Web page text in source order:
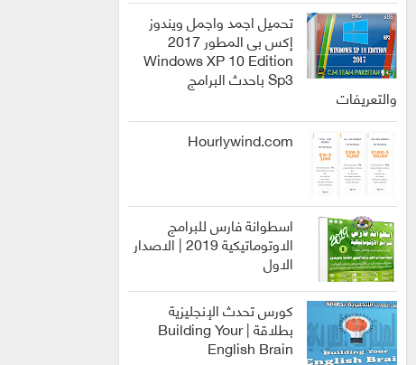
انظمة
التشغيل
تحميل اجمد واجمل ويندوز
إكس بى المطور 2017
Windows XP 10 Edition
Sp3 باحدث البرامج
والتعريفات
Hourlywind.com
الربح من
الانترنت
اسطوانة فارس للبرامج
الاوتوماتيكية 2019 | الاصدار
الاول
كورس تحدث الإنجليزية
بطلاقة | Building Your
English Brain